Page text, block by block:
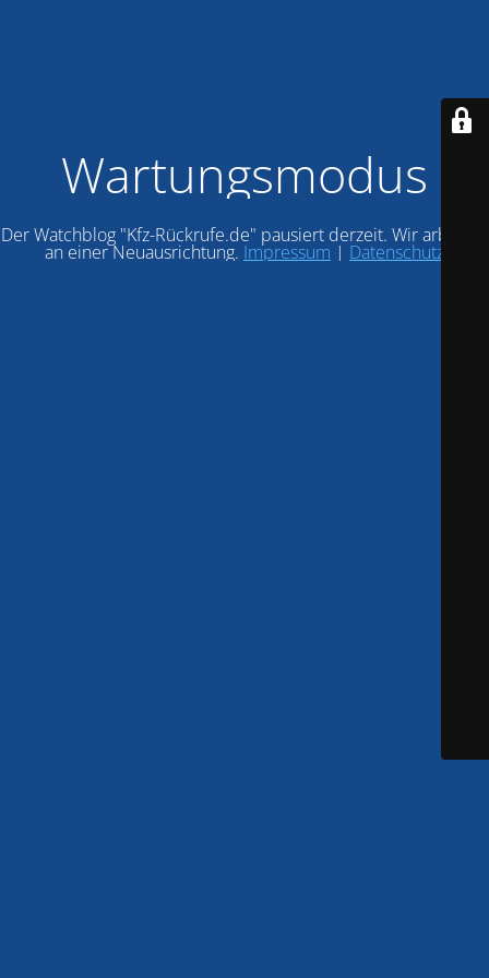
Wartungsmodus
Der Watchblog "Kfz-Rückrufe.de" pausiert derzeit. Wir arbeiten
an einer Neuausrichtung. Impressum | Datenschutz